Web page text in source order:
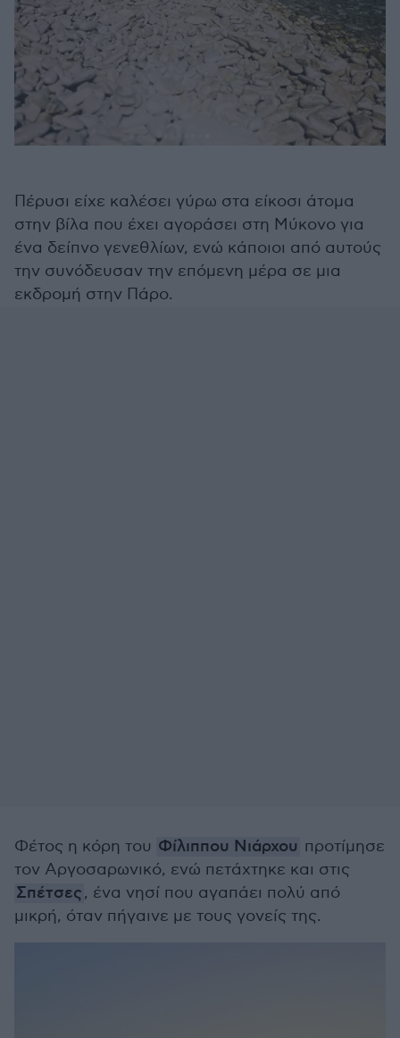
Πέρυσι είχε καλέσει γύρω στα είκοσι άτομα
στην βίλα που έχει αγοράσει στη Μύκονο για
ένα δείπνο γενεθλίων, ενώ κάποιοι από αυτούς
την συνόδευσαν την επόμενη μέρα σε μια
εκδρομή στην Πάρο.
Φέτος η κόρη του Φίλιππου Νιάρχου προτίμησε
τον Αργοσαρωνικό, ενώ πετάχτηκε και στις
Σπέτσες, ένα νησί που αγαπάει πολύ από
μικρή, όταν πήγαινε με τους γονείς της.